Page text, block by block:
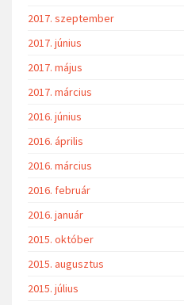
2017. szeptember
2017. június
2017. május
2017. március
2016. június
2016. április
2016. március
2016. február
2016. január
2015. október
2015. augusztus
2015. július